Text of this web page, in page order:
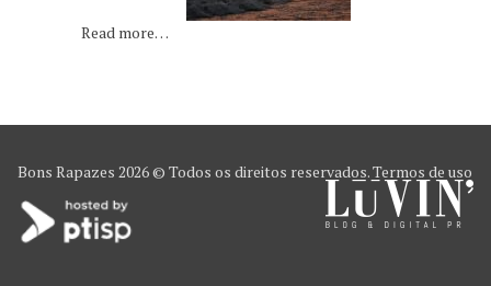
Read more…
Bons Rapazes 2026 © Todos os direitos reservados.Termos de uso